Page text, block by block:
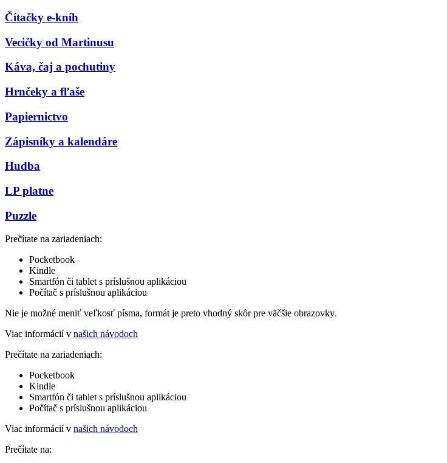
Čítačky e-kníh
Vecičky od Martinusu
Káva, čaj a pochutiny
Hrnčeky a fľaše
Papiernictvo
Zápisníky a kalendáre
Hudba
LP platne
Puzzle
Prečítate na zariadeniach:
Pocketbook
Kindle
Smartfón či tablet s príslušnou aplikáciou
Počítač s príslušnou aplikáciou
Nie je možné meniť veľkosť písma, formát je preto vhodný skôr pre väčšie obrazovky.
Viac informácií v našich návodoch
Prečítate na zariadeniach:
Pocketbook
Kindle
Smartfón či tablet s príslušnou aplikáciou
Počítač s príslušnou aplikáciou
Viac informácií v našich návodoch
Prečítate na: